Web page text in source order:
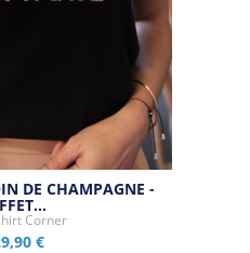
DE CHAMPAGNE -
Corner
€